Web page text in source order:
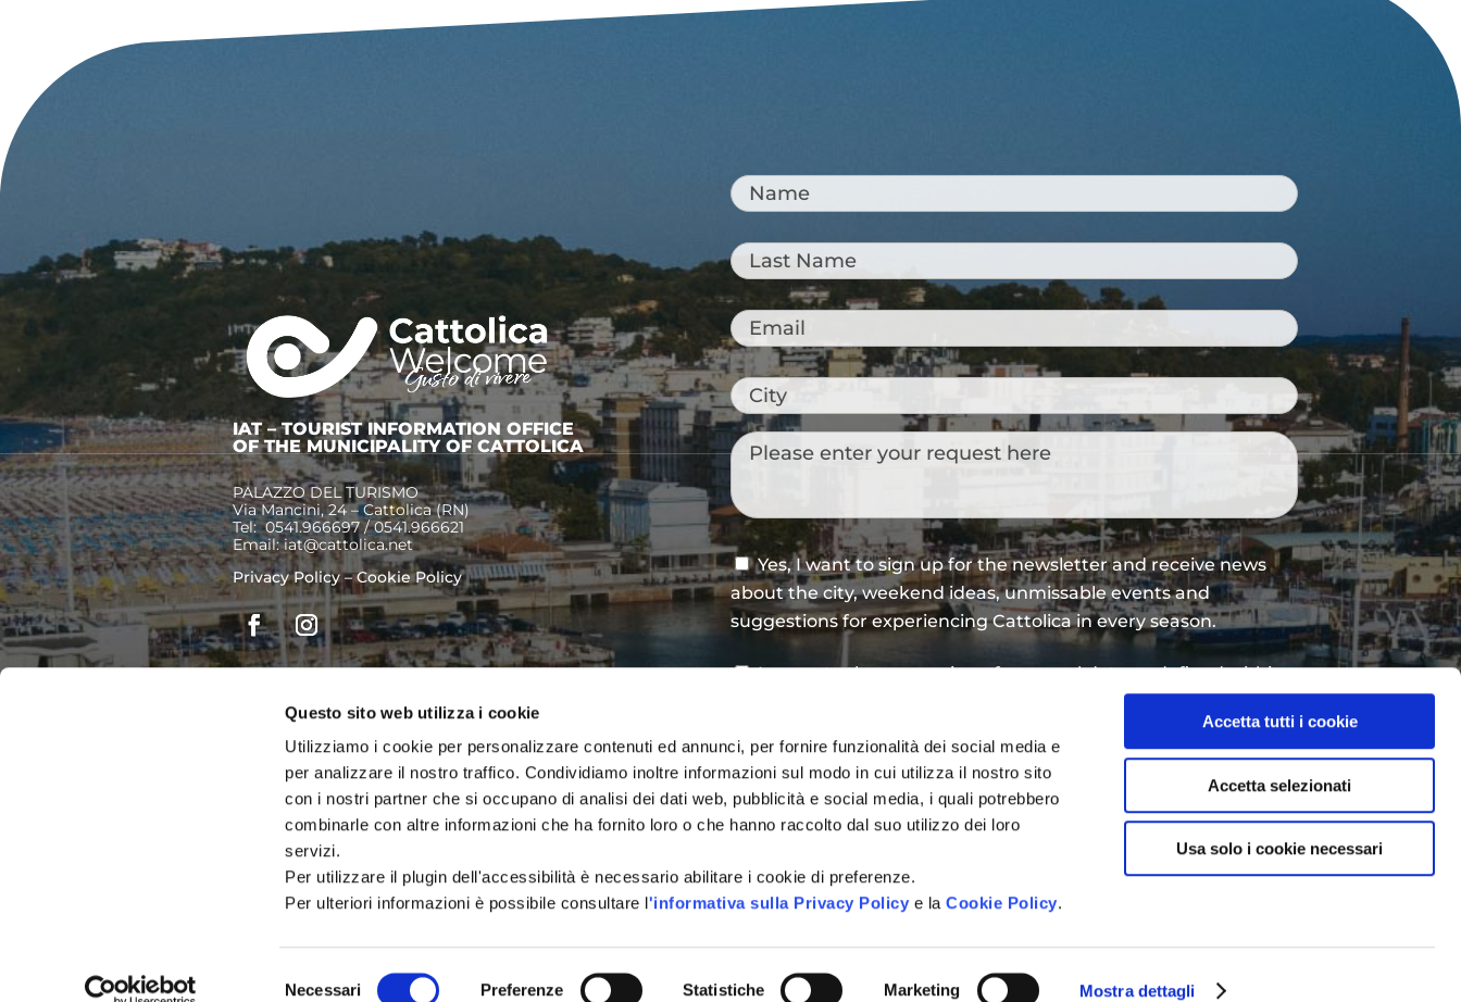
Questo sito web utilizza i cookie
Utilizziamo i cookie per personalizzare contenuti ed annunci, per fornire funzionalità dei social media e
per analizzare il nostro traffico. Condividiamo inoltre informazioni sul modo in cui utilizza il nostro sito
con i nostri partner che si occupano di analisi dei dati web, pubblicità e social media, i quali potrebbero
combinarle con altre informazioni che ha fornito loro o che hanno raccolto dal suo utilizzo dei loro
servizi.
Per utilizzare il plugin dell'accessibilità è necessario abilitare i cookie di preferenze.
Per ulteriori informazioni è possibile consultare l'informativa sulla Privacy Policy e laCookie Policy.
Necessari Preferenze Statistiche Marketing Mostra dettagli
Accetta tutti i cookie
Accetta selezionati
Usa solo i cookie necessari
IAT – TOURIST INFORMATION OFFICE
OF THE MUNICIPALITY OF CATTOLICA
PALAZZO DEL TURISMO
Via Mancini, 24 – Cattolica (RN)
Tel: 0541.966697 / 0541.966621
Email:iat@cattolica.net
Privacy Policy–Cookie Policy
Name *
Last
Name *
Email *
City
Messaggio
Consenso
newsletter
Yes, I want to sign up for the newsletter and receive news
about the city, weekend ideas, unmissable events and
suggestions for experiencing Cattolica in every season.
Consenso *
I agree to the processing of personal data as defined within
SUBMIT